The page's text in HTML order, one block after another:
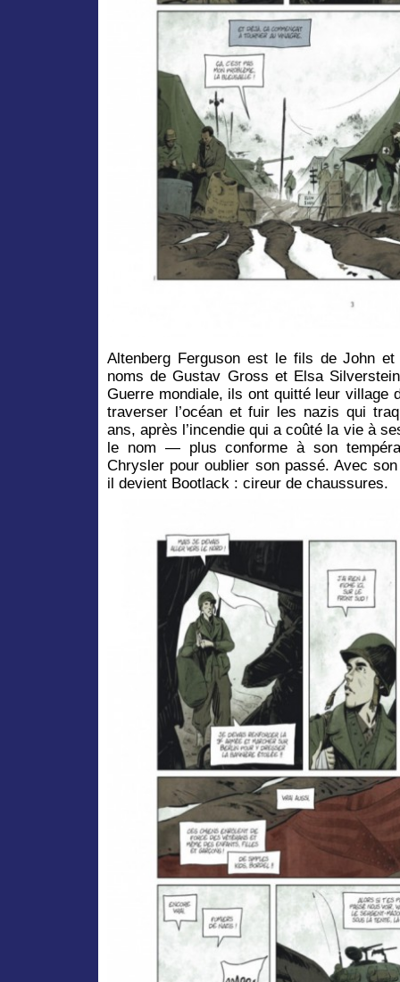
Altenberg Ferguson est le fils de John
noms de Gustav Gross et Elsa
Guerre mondiale, ils ont quitté leur village
traverser l’océan et fuir les nazis qui
ans, après l’incendie qui a coûté la vie à
le nom — plus conforme à son
Chrysler pour oublier son passé. Avec
il devient Bootlack : cireur de chaussures.